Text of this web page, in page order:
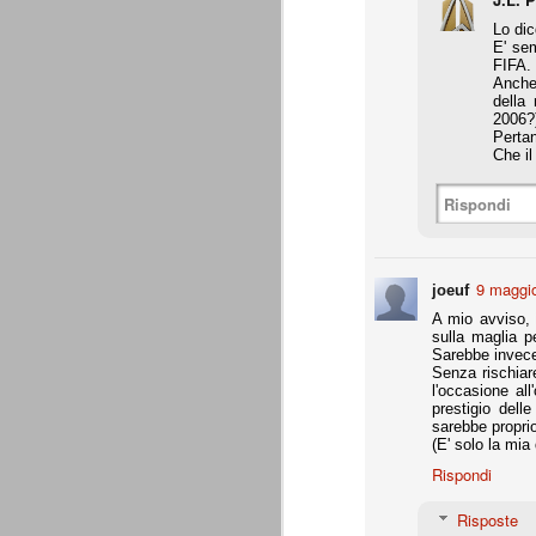
Lo
E'
FIFA.
della
Che
Rispondi
joeuf 9
A mio avviso,
sulla maglia
Sarebbe
Senza
l'occasione
prestigio
sarebbe
(E' solo la mia
Rispondi
Risposte
Da agosto 2012 a giugno 2015.
Grazie, Juve. Stagione
Siamo orgogliosi di voi. Grazie.
che a metà luglio veniva dato
preparazione, metodi di allenamento,
comunque come vincente.